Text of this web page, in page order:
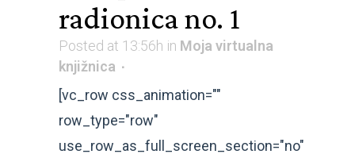
radionica no. 1
Posted at 13:56h in Moja virtualna
knjižnica
[vc_row css_animation=""
row_type="row"
use_row_as_full_screen_section="no"